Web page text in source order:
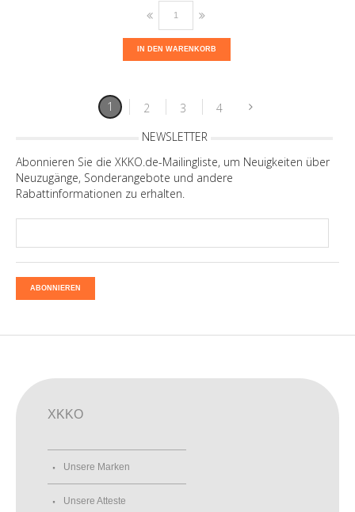
IN DEN WARENKORB
1 2 3
4
NEWSLETTER
Abonnieren Sie die XKKO.de-Mailingliste, um Neuigkeiten über
Neuzugänge, Sonderangebote und andere
Rabattinformationen zu erhalten.
ABONNIEREN
XKKO
Unsere Marken
Unsere Atteste